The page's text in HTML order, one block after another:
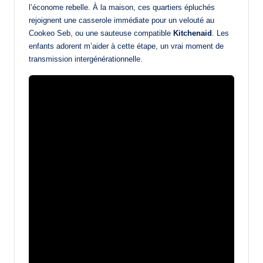
l’économe rebelle. À la maison, ces quartiers épluchés
rejoignent une casserole immédiate pour un velouté au
Cookeo Seb, ou une sauteuse compatible Kitchenaid
. Les
enfants adorent m’aider à cette étape, un vrai moment de
transmission intergénérationnelle.